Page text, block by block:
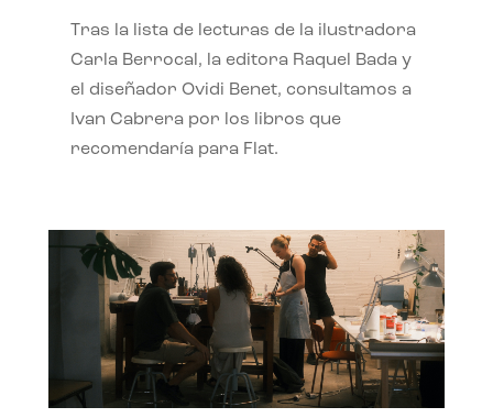
Tras la lista de lecturas de la ilustradora
Carla Berrocal, la editora Raquel Bada y
el diseñador Ovidi Benet, consultamos a
Ivan Cabrera por los libros que
recomendaría para Flat.